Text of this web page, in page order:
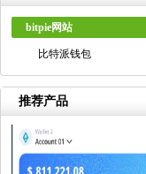
bitpie网站
比特派钱包
推荐产品